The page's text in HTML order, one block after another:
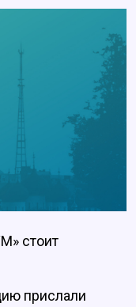
стоит
прислали